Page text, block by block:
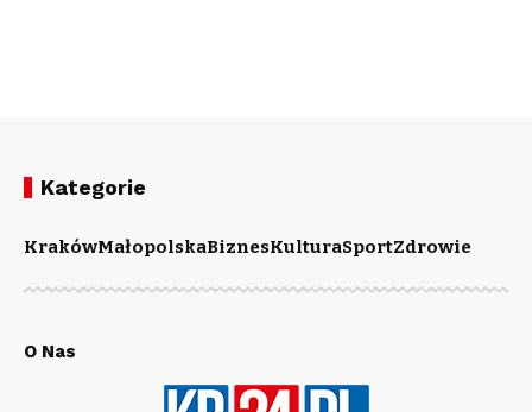
Kategorie
KrakówMałopolskaBiznesKulturaSportZdrowie
O Nas